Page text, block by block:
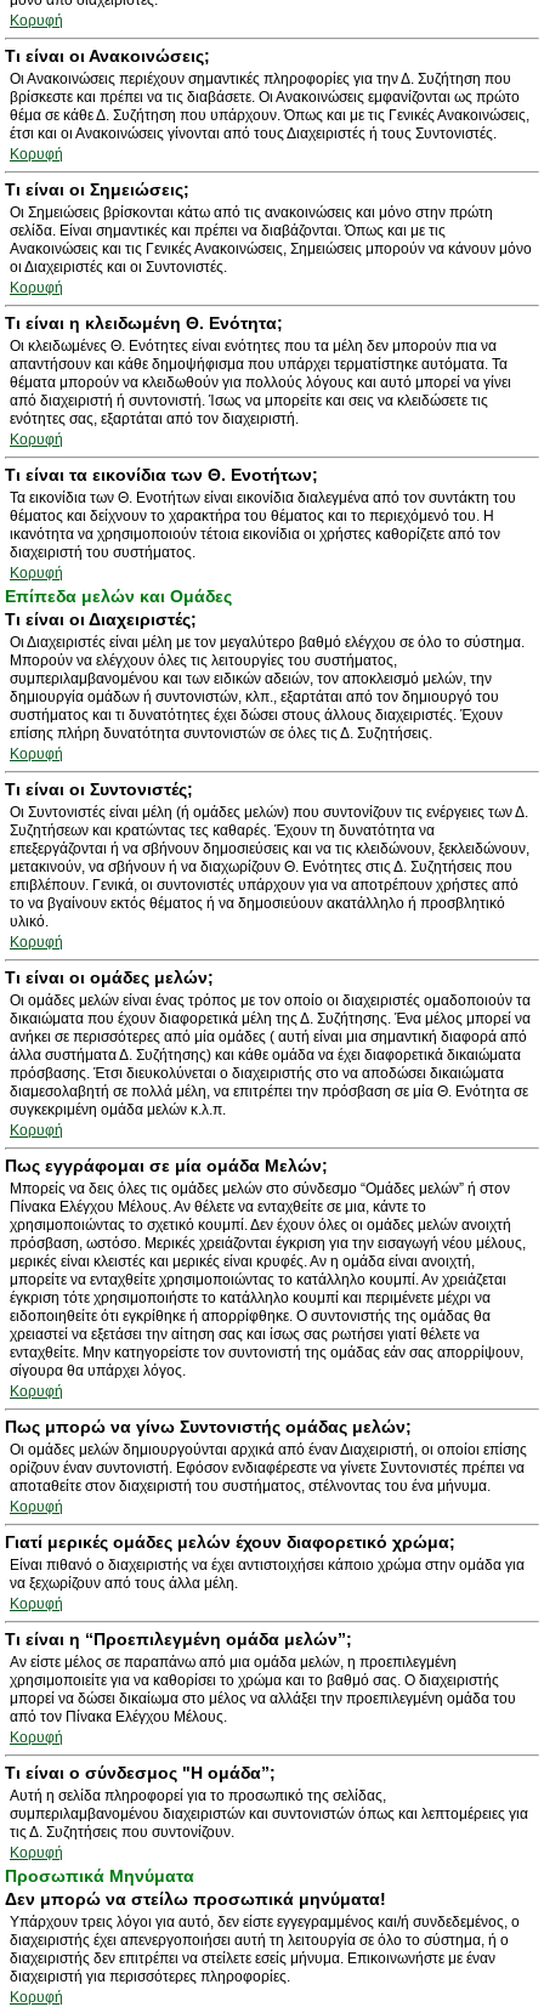
Κορυφή
Τι είναι οι Ανακοινώσεις;
Οι Ανακοινώσεις περιέχουν σημαντικές πληροφορίες για την Δ. Συζήτηση που
βρίσκεστε και πρέπει να τις διαβάσετε. Οι Ανακοινώσεις εμφανίζονται ως πρώτο
θέμα σε κάθε Δ. Συζήτηση που υπάρχουν. Όπως και με τις Γενικές Ανακοινώσεις,
έτσι και οι Ανακοινώσεις γίνονται από τους Διαχειριστές ή τους Συντονιστές.
Κορυφή
Τι είναι οι Σημειώσεις;
Οι Σημειώσεις βρίσκονται κάτω από τις ανακοινώσεις και μόνο στην πρώτη
σελίδα. Είναι σημαντικές και πρέπει να διαβάζονται. Όπως και με τις
Ανακοινώσεις και τις Γενικές Ανακοινώσεις, Σημειώσεις μπορούν να κάνουν μόνο
οι Διαχειριστές και οι Συντονιστές.
Κορυφή
Τι είναι η κλειδωμένη Θ. Ενότητα;
Οι κλειδωμένες Θ. Ενότητες είναι ενότητες που τα μέλη δεν μπορούν πια να
απαντήσουν και κάθε δημοψήφισμα που υπάρχει τερματίστηκε αυτόματα. Τα
θέματα μπορούν να κλειδωθούν για πολλούς λόγους και αυτό μπορεί να γίνει
από διαχειριστή ή συντονιστή. Ίσως να μπορείτε και σεις να κλειδώσετε τις
ενότητες σας, εξαρτάται από τον διαχειριστή.
Κορυφή
Τι είναι τα εικονίδια των Θ. Ενοτήτων;
Τα εικονίδια των Θ. Ενοτήτων είναι εικονίδια διαλεγμένα από τον συντάκτη του
θέματος και δείχνουν το χαρακτήρα του θέματος και το περιεχόμενό του. Η
ικανότητα να χρησιμοποιούν τέτοια εικονίδια οι χρήστες καθορίζετε από τον
διαχειριστή του συστήματος.
Κορυφή
Επίπεδα μελών και Ομάδες
Τι είναι οι Διαχειριστές;
Οι Διαχειριστές είναι μέλη με τον μεγαλύτερο βαθμό ελέγχου σε όλο το σύστημα.
Μπορούν να ελέγχουν όλες τις λειτουργίες του συστήματος,
συμπεριλαμβανομένου και των ειδικών αδειών, τον αποκλεισμό μελών, την
δημιουργία ομάδων ή συντονιστών, κλπ., εξαρτάται από τον δημιουργό του
συστήματος και τι δυνατότητες έχει δώσει στους άλλους διαχειριστές. Έχουν
επίσης πλήρη δυνατότητα συντονιστών σε όλες τις Δ. Συζητήσεις.
Κορυφή
Τι είναι οι Συντονιστές;
Οι Συντονιστές είναι μέλη (ή ομάδες μελών) που συντονίζουν τις ενέργειες των Δ.
Συζητήσεων και κρατώντας τες καθαρές. Έχουν τη δυνατότητα να
επεξεργάζονται ή να σβήνουν δημοσιεύσεις και να τις κλειδώνουν, ξεκλειδώνουν,
μετακινούν, να σβήνουν ή να διαχωρίζουν Θ. Ενότητες στις Δ. Συζητήσεις που
επιβλέπουν. Γενικά, οι συντονιστές υπάρχουν για να αποτρέπουν χρήστες από
το να βγαίνουν εκτός θέματος ή να δημοσιεύουν ακατάλληλο ή προσβλητικό
υλικό.
Κορυφή
Τι είναι οι ομάδες μελών;
Οι ομάδες μελών είναι ένας τρόπος με τον οποίο οι διαχειριστές ομαδοποιούν τα
δικαιώματα που έχουν διαφορετικά μέλη της Δ. Συζήτησης. Ένα μέλος μπορεί να
ανήκει σε περισσότερες από μία ομάδες ( αυτή είναι μια σημαντική διαφορά από
άλλα συστήματα Δ. Συζήτησης) και κάθε ομάδα να έχει διαφορετικά δικαιώματα
πρόσβασης. Έτσι διευκολύνεται ο διαχειριστής στο να αποδώσει δικαιώματα
διαμεσολαβητή σε πολλά μέλη, να επιτρέπει την πρόσβαση σε μία Θ. Ενότητα σε
συγκεκριμένη ομάδα μελών κ.λ.π.
Κορυφή
Πως εγγράφομαι σε μία ομάδα Μελών;
Μπορείς να δεις όλες τις ομάδες μελών στο σύνδεσμο “Ομάδες μελών” ή στον
Πίνακα Ελέγχου Μέλους. Αν θέλετε να ενταχθείτε σε μια, κάντε το
χρησιμοποιώντας το σχετικό κουμπί. Δεν έχουν όλες οι ομάδες μελών ανοιχτή
πρόσβαση, ωστόσο. Μερικές χρειάζονται έγκριση για την εισαγωγή νέου μέλους,
μερικές είναι κλειστές και μερικές είναι κρυφές. Αν η ομάδα είναι ανοιχτή,
μπορείτε να ενταχθείτε χρησιμοποιώντας το κατάλληλο κουμπί. Αν χρειάζεται
έγκριση τότε χρησιμοποιήστε το κατάλληλο κουμπί και περιμένετε μέχρι να
ειδοποιηθείτε ότι εγκρίθηκε ή απορρίφθηκε. Ο συντονιστής της ομάδας θα
χρειαστεί να εξετάσει την αίτηση σας και ίσως σας ρωτήσει γιατί θέλετε να
ενταχθείτε. Μην κατηγορείστε τον συντονιστή της ομάδας εάν σας απορρίψουν,
σίγουρα θα υπάρχει λόγος.
Κορυφή
Πως μπορώ να γίνω Συντονιστής ομάδας μελών;
Οι ομάδες μελών δημιουργούνται αρχικά από έναν Διαχειριστή, οι οποίοι επίσης
ορίζουν έναν συντονιστή. Εφόσον ενδιαφέρεστε να γίνετε Συντονιστές πρέπει να
αποταθείτε στον διαχειριστή του συστήματος, στέλνοντας του ένα μήνυμα.
Κορυφή
Γιατί μερικές ομάδες μελών έχουν διαφορετικό χρώμα;
Είναι πιθανό ο διαχειριστής να έχει αντιστοιχήσει κάποιο χρώμα στην ομάδα για
να ξεχωρίζουν από τους άλλα μέλη.
Κορυφή
Τι είναι η “Προεπιλεγμένη ομάδα μελών”;
Αν είστε μέλος σε παραπάνω από μια ομάδα μελών, η προεπιλεγμένη
χρησιμοποιείτε για να καθορίσει το χρώμα και το βαθμό σας. Ο διαχειριστής
μπορεί να δώσει δικαίωμα στο μέλος να αλλάξει την προεπιλεγμένη ομάδα του
από τον Πίνακα Ελέγχου Μέλους.
Κορυφή
Τι είναι ο σύνδεσμος "Η ομάδα”;
Αυτή η σελίδα πληροφορεί για το προσωπικό της σελίδας,
συμπεριλαμβανομένου διαχειριστών και συντονιστών όπως και λεπτομέρειες για
τις Δ. Συζητήσεις που συντονίζουν.
Κορυφή
Προσωπικά Μηνύματα
Δεν μπορώ να στείλω προσωπικά μηνύματα!
Υπάρχουν τρεις λόγοι για αυτό, δεν είστε εγγεγραμμένος και/ή συνδεδεμένος, ο
διαχειριστής έχει απενεργοποιήσει αυτή τη λειτουργία σε όλο το σύστημα, ή ο
διαχειριστής δεν επιτρέπει να στείλετε εσείς μήνυμα. Επικοινωνήστε με έναν
διαχειριστή για περισσότερες πληροφορίες.
Κορυφή